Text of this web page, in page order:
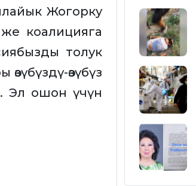
Жогорку
коалицияга
толук
өзүбүз
Эл ошон үчүн